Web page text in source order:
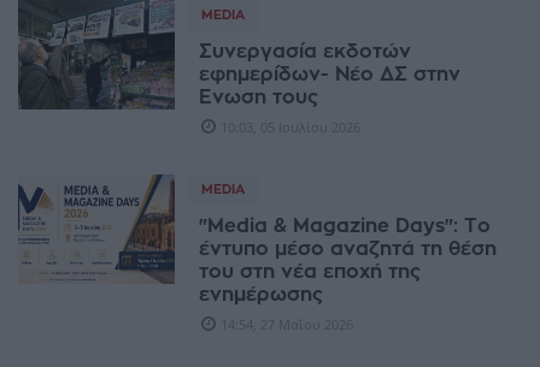
MEDIA
Συνεργασία εκδοτών
εφημερίδων- Νέο ΔΣ στην
Ενωση τους
10:03, 05 Ιουλίου 2026
MEDIA
"Media & Magazine Days": Το
έντυπο μέσο αναζητά τη θέση
του στη νέα εποχή της
ενημέρωσης
14:54, 27 Μαΐου 2026